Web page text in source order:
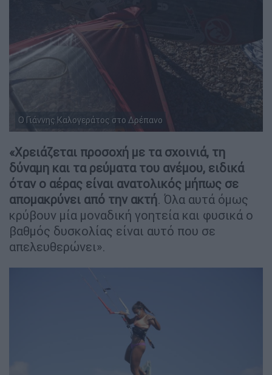
Ο Γιάννης Καλογεράτος στο Δρέπανο
«Χρειάζεται προσοχή με τα σχοινιά, τη
δύναμη και τα ρεύματα του ανέμου, ειδικά
όταν ο αέρας είναι ανατολικός μήπως σε
απομακρύνει από την ακτή. Όλα αυτά όμως
κρύβουν μία μοναδική γοητεία και φυσικά ο
βαθμός δυσκολίας είναι αυτό που σε
απελευθερώνει».